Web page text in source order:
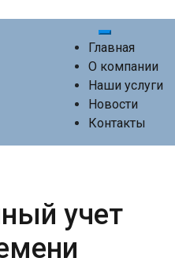
Главная
О компании
Наши услуги
Новости
Контакты
учет